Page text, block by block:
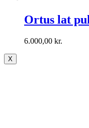
Ortus lat
6.000,00 kr.
X